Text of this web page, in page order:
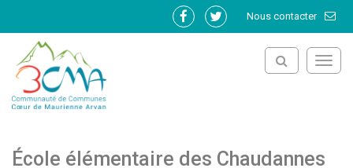
Nous contacter
Lien
Lien
École élémentaire des Chaudannes